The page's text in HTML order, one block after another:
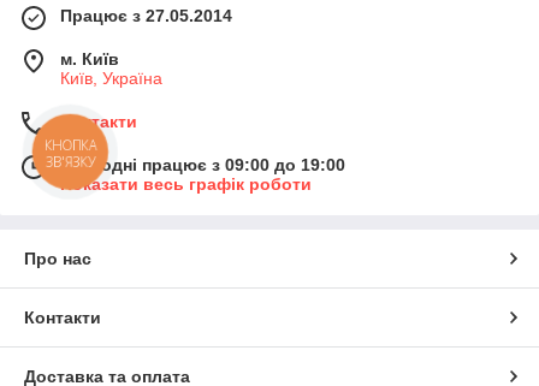
Працює з 27.05.2014
м. Київ
Київ, Україна
Контакти
Сьогодні працює з 09:00 до 19:00
Показати весь графік роботи
Про нас
Контакти
Доставка та оплата
КНОПКА
ЗВ'ЯЗКУ